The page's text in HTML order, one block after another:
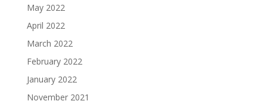
May 2022
April 2022
March 2022
February 2022
January 2022
November 2021